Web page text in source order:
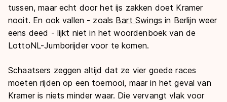
tussen, maar echt door het ijs zakken doet Kramer
nooit. En ook vallen - zoals Bart Swings in Berlijn weer
eens deed - lijkt niet in het woordenboek van de
LottoNL-Jumborijder voor te komen.
Schaatsers zeggen altijd dat ze vier goede races
moeten rijden op een toernooi, maar in het geval van
Kramer is niets minder waar. Die vervangt vlak voor